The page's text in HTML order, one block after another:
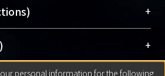
加速研究發展、提升研究影響
（點選深入了解OA）
非匯入者所有，或由第三方贊
確認該版權所有者及第三方同
that the submission is your
that you have the right to
+
Guide)
Manual)
+
personal information for the following